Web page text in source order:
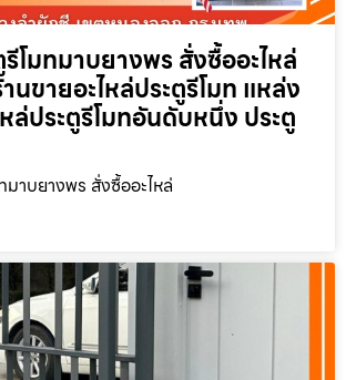
โมทมาบยางพร สั่งซื้ออะไหล่
นขายอะไหล่ประตูรีโมท แหล่ง
ล่ประตูรีโมทอันดับหนึ่ง ประตู
าบยางพร สั่งซื้ออะไหล่